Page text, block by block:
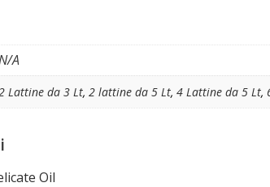
A
Lattine da 3 Lt, 2 lattine da 5 Lt, 4 Lattine da 5 Lt,